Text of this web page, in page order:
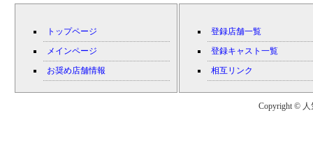
トップページ
メインページ
お奨め店舗情報
登録店舗一覧
登録キャスト一覧
相互リンク
Copyright © 人